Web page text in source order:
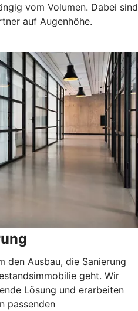
vom Volumen. Dabei sind
auf Augenhöhe.
den Ausbau, die Sanierung
geht. Wir
Lösung und erarbeiten
passenden